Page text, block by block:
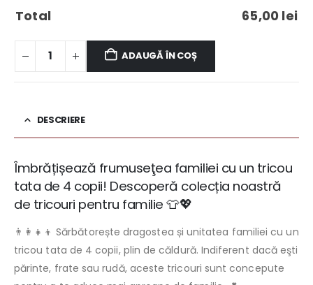
Total 65,00 lei
ADAUGĂ ÎN COȘ
DESCRIERE
Îmbrățișează frumuseţea familiei cu un tricou
tata de 4 copii! Descoperă colecția noastră
de tricouri pentru familie 👕💖
👨‍👩‍👧‍👦 Sărbătorește dragostea și unitatea familiei cu un
tricou tata de 4 copii, plin de căldură. Indiferent dacă eşti
părinte, frate sau rudă, aceste tricouri sunt concepute